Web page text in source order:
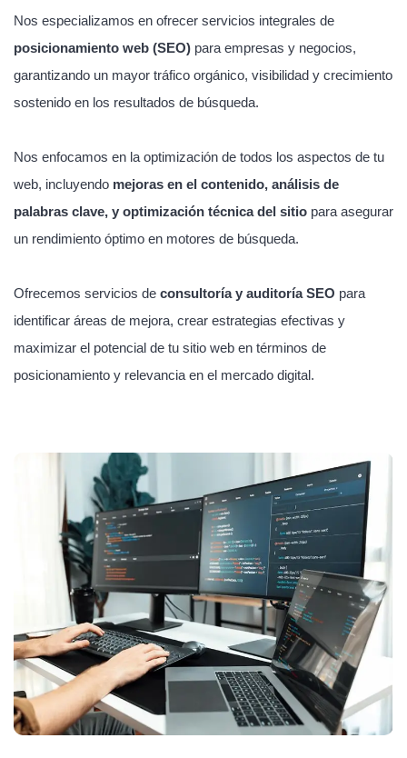
Nos especializamos en ofrecer servicios integrales de
posicionamiento web (SEO) para empresas y negocios,
garantizando un mayor tráfico orgánico, visibilidad y crecimiento
sostenido en los resultados de búsqueda.
Nos enfocamos en la optimización de todos los aspectos de tu
web, incluyendo mejoras en el contenido, análisis de
palabras clave, y optimización técnica del sitio para asegurar
un rendimiento óptimo en motores de búsqueda.
Ofrecemos servicios de consultoría y auditoría SEO para
identificar áreas de mejora, crear estrategias efectivas y
maximizar el potencial de tu sitio web en términos de
posicionamiento y relevancia en el mercado digital.